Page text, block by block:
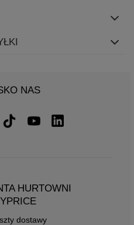
NAS
HURTOWNI
dostawy